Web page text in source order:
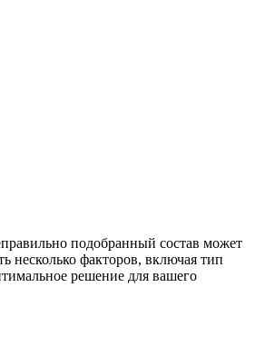
подобранный состав может
несколько факторов, включая тип
решение для вашего